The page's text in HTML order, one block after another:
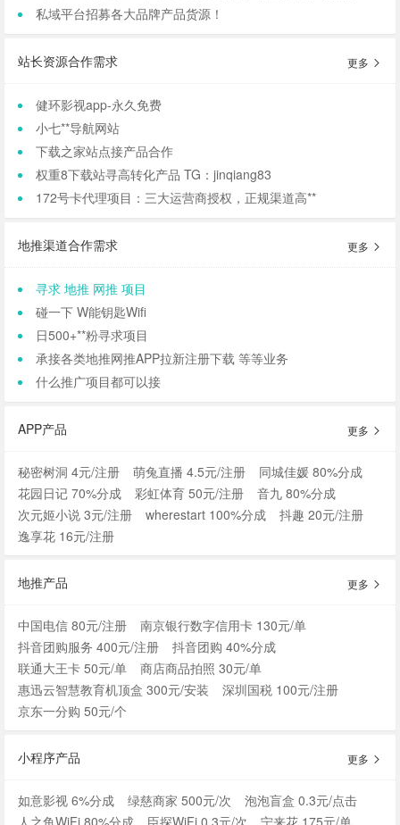
私域平台招募各大品牌产品货源！
站长资源合作需求 更多
健环影视app-永久免费
小七**导航网站
下载之家站点接产品合作
权重8下载站寻高转化产品 TG：jinqiang83
172号卡代理项目：三大运营商授权，正规渠道高**
地推渠道合作需求 更多
寻求 地推 网推 项目
碰一下 W能钥匙Wifi
日500+**粉寻求项目
承接各类地推网推APP拉新注册下载 等等业务
什么推广项目都可以接
APP产品 更多
秘密树洞 4元/注册 萌兔直播 4.5元/注册
同城佳媛 80%分成
花园日记 70%分成
彩虹体育 50元/注册
音九 80%分成
次元姬小说 3元/注册
wherestart 100%分成
抖趣 20元/注册
逸享花 16元/注册
地推产品 更多
中国电信 80元/注册
南京银行数字信用卡 130元/单
抖音团购服务 400元/注册
抖音团购 40%分成
联通大王卡 50元/单
商店商品拍照 30元/单
惠迅云智慧教育机顶盒 300元/安装
深圳国税 100元/注册
京东一分购 50元/个
小程序产品 更多
如意影视 6%分成 绿慈商家 500元/次
泡泡盲盒 0.3元/点击
人之鱼WiFi 80%分成
臣探WiFi 0.3元/次 宁来花 175元/单